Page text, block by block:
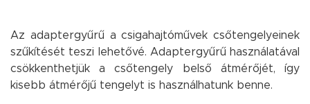
Az adaptergyűrű a csigahajtóművek csőtengelyeinek
szűkítését teszi lehetővé. Adaptergyűrű használatával
csökkenthetjük a csőtengely belső átmérőjét, így
kisebb átmérőjű tengelyt is használhatunk benne.